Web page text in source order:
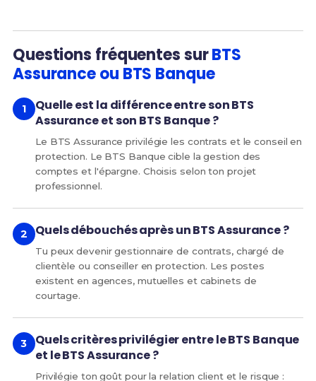
Questions fréquentes surBTS
Assurance ou BTS Banque
Quelle est la différence entre son BTS
Assurance et son BTS Banque ?
Le BTS Assurance privilégie les contrats et le conseil en
protection. Le BTS Banque cible la gestion des
comptes et l'épargne. Choisis selon ton projet
professionnel.
Quels débouchés après un BTS Assurance ?
Tu peux devenir gestionnaire de contrats, chargé de
clientèle ou conseiller en protection. Les postes
existent en agences, mutuelles et cabinets de
courtage.
Quels critères privilégier entre le BTS Banque
et le BTS Assurance ?
Privilégie ton goût pour la relation client et le risque :